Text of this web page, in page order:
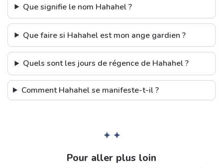
Que signifie le nom Hahahel ?
Que faire si Hahahel est mon ange gardien ?
Quels sont les jours de régence de Hahahel ?
Comment Hahahel se manifeste-t-il ?
✦ ✦
Pour aller plus loin